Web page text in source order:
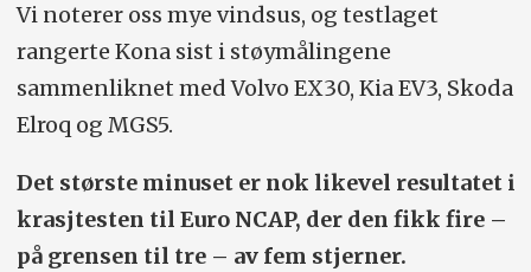
regel dette. Service/vedlieholdspakker
er ikke inkludert. Gjelder prisene en
begrenset tids­periode (kampanjer),
opplyser vi om det
Vi noterer oss mye vindsus, og testlaget
rangerte Kona sist i støymålingene
sammenliknet med Volvo EX30, Kia EV3, Skoda
Elroq og MGS5.
Det største minuset er nok likevel resultatet i
krasjtesten til Euro NCAP, der den fikk fire –
på grensen til tre – av fem stjerner.